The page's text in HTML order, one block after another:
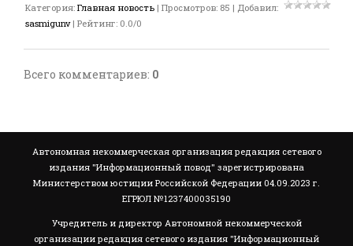
Категория: Главная новость | Просмотров: 85 | Добавил:
sasmigunv | Рейтинг: 0.0/0
Всего комментариев: 0
Автономная некоммерческая организация редакция сетевого
издания "Информационный повод" зарегистрирована
Министерством юстиции Российской Федерации 04.09.2023 г.
ЕГРЮЛ №1237400035190
Учредитель и директор Автономной некоммерческой
организации редакция сетевого издания "Информационный